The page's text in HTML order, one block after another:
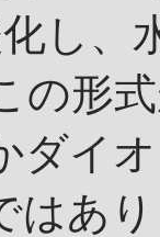
化し
の形
ダイ
はあ